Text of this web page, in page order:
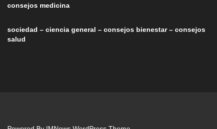
consejos medicina
sociedad – ciencia general – consejos bienestar – consejos
salud